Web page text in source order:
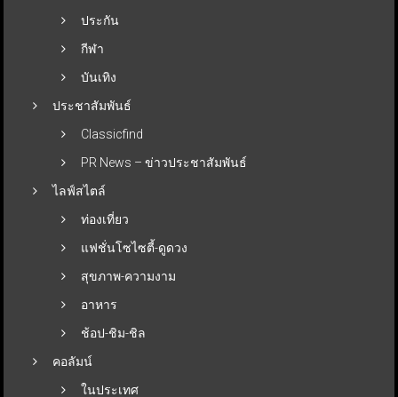
ประกัน
กีฬา
บันเทิง
ประชาสัมพันธ์
Classicfind
PR News – ข่าวประชาสัมพันธ์
ไลฟ์สไตล์
ท่องเที่ยว
แฟชั่นโซไซตี้-ดูดวง
สุขภาพ-ความงาม
อาหาร
ช้อป-ชิม-ชิล
คอลัมน์
ในประเทศ